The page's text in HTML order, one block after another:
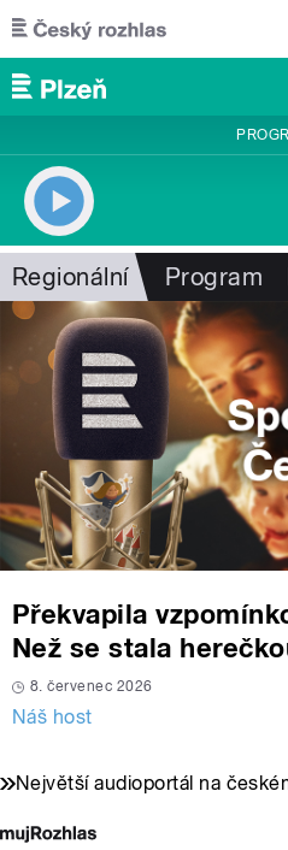
Přejít k hlavnímu obsahu
Regionální Program
Překvapila
Než se stala
8. červenec 2026
Náš host
Největší audioportál na